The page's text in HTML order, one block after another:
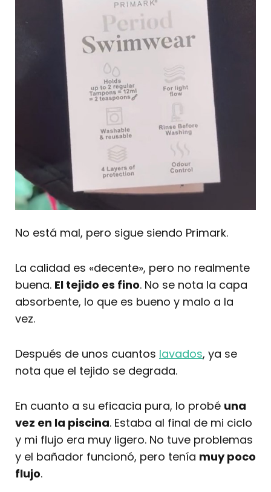
No está mal, pero sigue siendo Primark.
La calidad es «decente», pero no realmente
buena. El tejido es fino. No se nota la capa
absorbente, lo que es bueno y malo a la
vez.
Después de unos cuantos lavados, ya se
nota que el tejido se degrada.
En cuanto a su eficacia pura, lo probé una
vez en la piscina. Estaba al final de mi ciclo
y mi flujo era muy ligero. No tuve problemas
y el bañador funcionó, pero tenía muy poco
flujo.